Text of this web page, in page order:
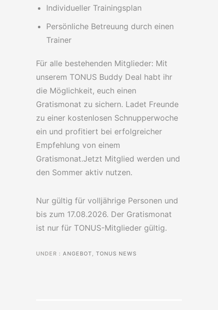
Individueller Trainingsplan
Persönliche Betreuung durch einen
Trainer
Für alle bestehenden Mitglieder: Mit
unserem TONUS Buddy Deal habt ihr
die Möglichkeit, euch einen
Gratismonat zu sichern. Ladet Freunde
zu einer kostenlosen Schnupperwoche
ein und profitiert bei erfolgreicher
Empfehlung von einem
Gratismonat.Jetzt Mitglied werden und
den Sommer aktiv nutzen.
Nur gültig für volljährige Personen und
bis zum 17.08.2026. Der Gratismonat
ist nur für TONUS-Mitglieder gültig.
UNDER : ANGEBOT, TONUS NEWS